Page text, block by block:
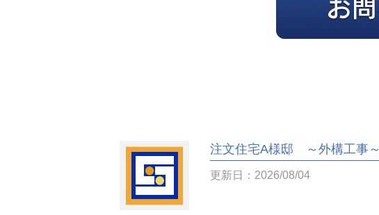
注文住宅A様邸 ～外構工事～
更新日：2026/08/04